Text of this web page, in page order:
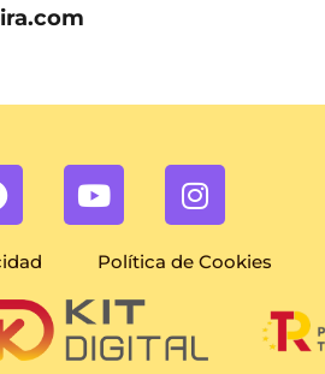
Política de Cookies